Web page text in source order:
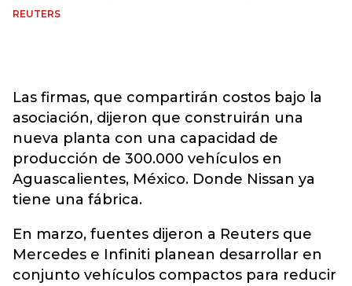
REUTERS
Las firmas, que compartirán costos bajo la
asociación, dijeron que construirán una
nueva planta con una capacidad de
producción de 300.000 vehículos en
Aguascalientes, México. Donde Nissan ya
tiene una fábrica.
En marzo, fuentes dijeron a Reuters que
Mercedes e Infiniti planean desarrollar en
conjunto vehículos compactos para reducir